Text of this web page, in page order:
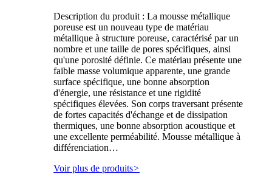
Description du produit : La mousse métallique
poreuse est un nouveau type de matériau
métallique à structure poreuse, caractérisé par un
nombre et une taille de pores spécifiques, ainsi
qu'une porosité définie. Ce matériau présente une
faible masse volumique apparente, une grande
surface spécifique, une bonne absorption
d'énergie, une résistance et une rigidité
spécifiques élevées. Son corps traversant présente
de fortes capacités d'échange et de dissipation
thermiques, une bonne absorption acoustique et
une excellente perméabilité. Mousse métallique à
différenciation…
Voir plus de produits>